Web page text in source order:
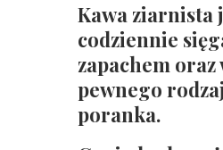
Kawa ziarnista
codziennie
zapachem oraz
pewnego
poranka.